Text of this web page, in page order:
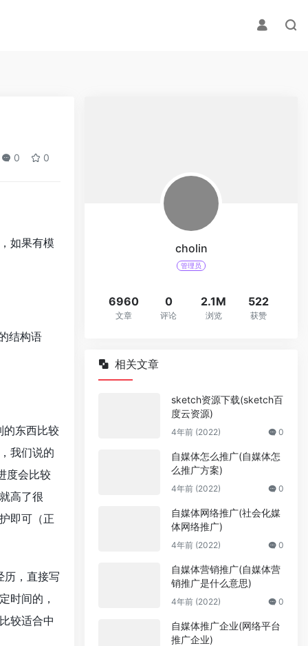
0 0
如果有模
结构语
的东西比较
我们说的
度会比较
高了很
即可（正
历，直接写
时间的，
较适合中
cholin
管理员
6960
文章
0
评论
2.1M
浏览
522
获赞
相关文章
sketch资源下载(sketch百
度云资源)
4年前 (2022) 0
自媒体怎么推广(自媒体怎
么推广方案)
4年前 (2022) 0
自媒体网络推广(社会化媒
体网络推广)
4年前 (2022) 0
自媒体营销推广(自媒体营
销推广是什么意思)
4年前 (2022) 0
自媒体推广企业(网络平台
推广企业)